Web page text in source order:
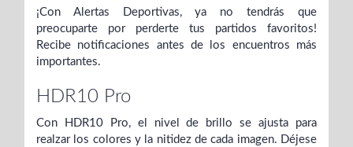
¡Con Alertas Deportivas, ya no tendrás que
preocuparte por perderte tus partidos favoritos!
Recibe notificaciones antes de los encuentros más
importantes.
HDR10 Pro
Con HDR10 Pro, el nivel de brillo se ajusta para
realzar los colores y la nitidez de cada imagen. Déjese